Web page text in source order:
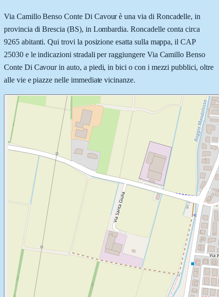
Via Camillo Benso Conte Di Cavour è una via di Roncadelle, in
provincia di Brescia (BS), in Lombardia. Roncadelle conta circa
9265 abitanti. Qui trovi la posizione esatta sulla mappa, il CAP
25030 e le indicazioni stradali per raggiungere Via Camillo Benso
Conte Di Cavour in auto, a piedi, in bici o con i mezzi pubblici, oltre
alle vie e piazze nelle immediate vicinanze.